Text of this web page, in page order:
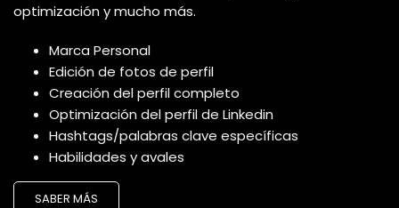
optimización y mucho más.
Marca Personal
Edición de fotos de perfil
Creación del perfil completo
Optimización del perfil de Linkedin
Hashtags/palabras clave específicas
Habilidades y avales
SABER MÁS